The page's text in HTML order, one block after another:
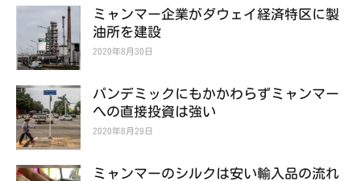
ミャンマー企業がダウェイ経済特区に製
油所を建設
2020年8月30日
パンデミックにもかかわらずミャンマー
への直接投資は強い
2020年8月29日
ミャンマーのシルクは安い輸入品の流れ